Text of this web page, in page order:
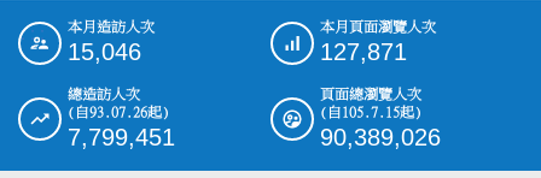
::: 本月造訪人次
15,046
本月頁面瀏覽人次
127,871
總造訪人次
(自93.07.26起)
7,799,451
頁面總瀏覽人次
(自105.7.15起)
90,389,026